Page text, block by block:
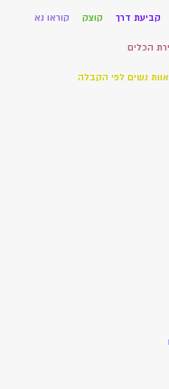
קביעת דרך קוצק קוראו נא
הכלים
נשים לפי הקבלה